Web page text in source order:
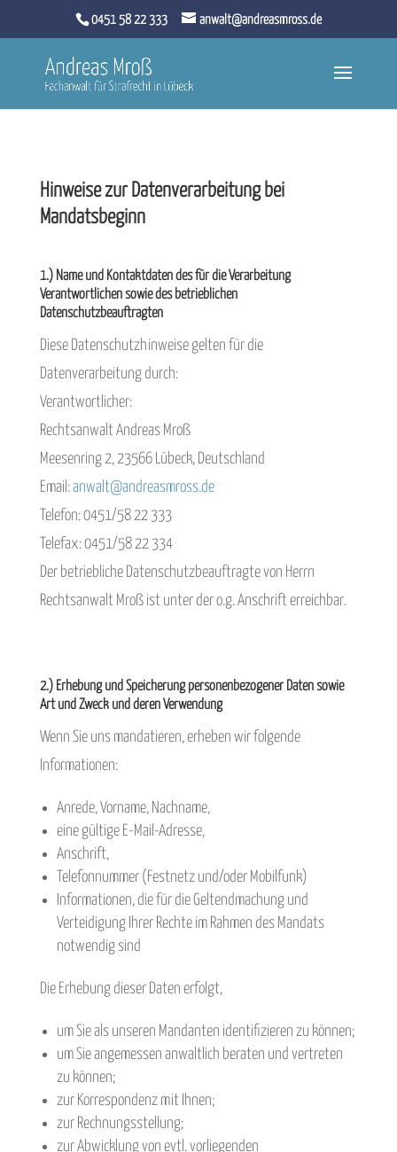
0451 58 22 333 anwalt@andreasmross.de
Hinweise zur Datenverarbeitung bei
Mandatsbeginn
1.) Name und Kontaktdaten des für die Verarbeitung
Verantwortlichen sowie des betrieblichen
Datenschutzbeauftragten
Diese Datenschutzhinweise gelten für die
Datenverarbeitung durch:
Verantwortlicher:
Rechtsanwalt Andreas Mroß
Meesenring 2, 23566 Lübeck, Deutschland
Email:anwalt@andreasmross.de
Telefon: 0451/58 22 333
Telefax: 0451/58 22 334
Der betriebliche Datenschutzbeauftragte von Herrn
Rechtsanwalt Mroß ist unter der o.g. Anschrift erreichbar.
2.) Erhebung und Speicherung personenbezogener Daten sowie
Art und Zweck und deren Verwendung
Wenn Sie uns mandatieren, erheben wir folgende
Informationen:
Anrede, Vorname, Nachname,
eine gültige E-Mail-Adresse,
Anschrift,
Telefonnummer (Festnetz und/oder Mobilfunk)
Informationen, die für die Geltendmachung und
Verteidigung Ihrer Rechte im Rahmen des Mandats
notwendig sind
Die Erhebung dieser Daten erfolgt,
um Sie als unseren Mandanten identifizieren zu können;
um Sie angemessen anwaltlich beraten und vertreten
zu können;
zur Korrespondenz mit Ihnen;
zur Rechnungsstellung;
zur Abwicklung von evtl. vorliegenden